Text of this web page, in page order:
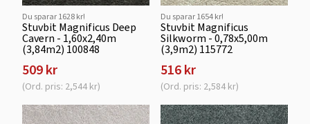
Du sparar 1628 kr!
Stuvbit Magnificus Deep
Cavern - 1,60x2,40m
(3,84m2) 100848
509 kr
(Ord. pris: 2,544 kr)
Du sparar 1654 kr!
Stuvbit Magnificus
Silkworm - 0,78x5,00m
(3,9m2) 115772
516 kr
(Ord. pris: 2,584 kr)